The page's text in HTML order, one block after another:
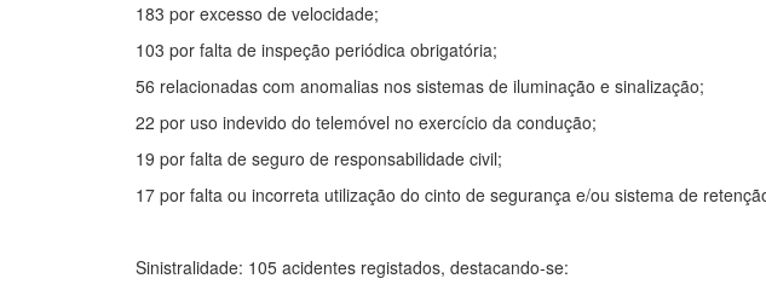
183 por excesso de velocidade;
103 por falta de inspeção periódica obrigatória;
56 relacionadas com anomalias nos sistemas de iluminação e sinalização;
22 por uso indevido do telemóvel no exercício da condução;
19 por falta de seguro de responsabilidade civil;
17 por falta ou incorreta utilização do cinto de segurança e/ou sistema de
Sinistralidade: 105 acidentes registados, destacando-se: